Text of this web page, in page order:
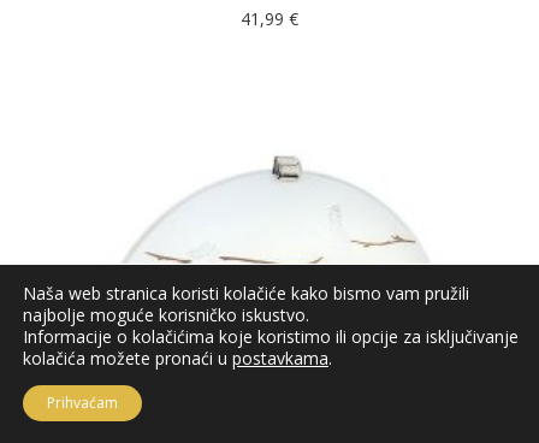
41,99 €
Naša web stranica koristi kolačiće kako bismo vam pružili
najbolje moguće korisničko iskustvo.
Informacije o kolačićima koje koristimo ili opcije za isključivanje
kolačića možete pronaći u postavkama.
Prihvaćam